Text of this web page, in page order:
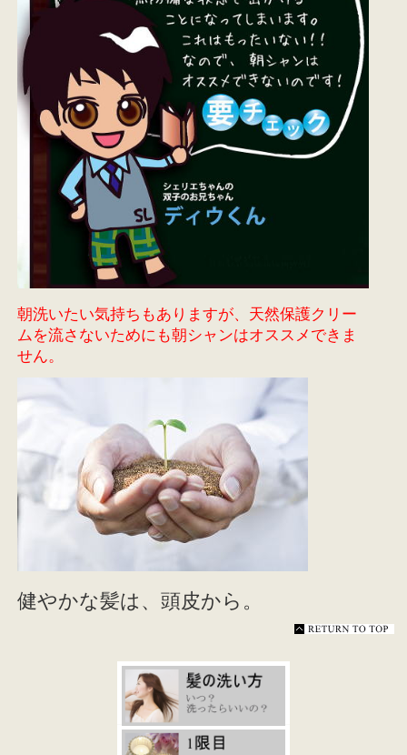
朝洗いたい気持ちもありますが、天然保護クリー
ムを流さないためにも朝シャンはオススメできま
せん。
健やかな髪は、頭皮から。